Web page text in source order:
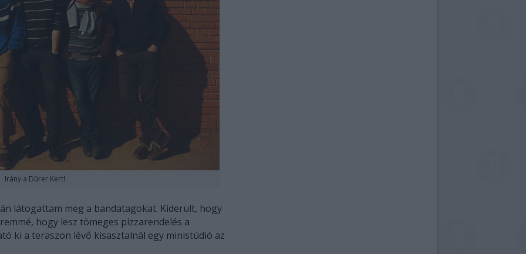
Irány a Dürer Kert!
látogattam meg a bandatagokat. Kiderült, hogy
hogy lesz tömeges pizzarendelés a
ki a teraszon lévő kisasztalnál egy ministúdió az